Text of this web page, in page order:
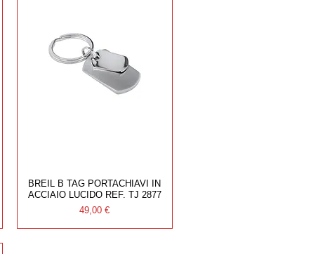
BREIL B TAG PORTACHIAVI IN
ACCIAIO LUCIDO REF. TJ 2877
Prezzo
49,00 €